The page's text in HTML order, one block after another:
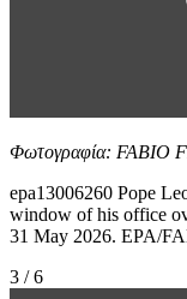
Φωτογραφία: FABIO
epa13006260 Pope
window of his office
31 May 2026. EPA/
3 / 6